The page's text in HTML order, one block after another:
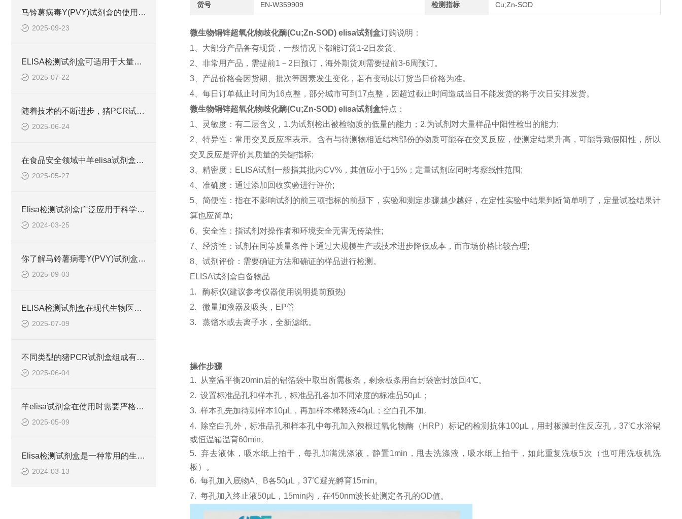
马铃薯病毒Y(PVY)试剂盒的使用方法非常简单，一看就会
2025-09-23
ELISA检测试剂盒可适用于大量样本的同时检测
2025-07-22
随着技术的不断进步，猪PCR试剂盒在不断的发展和*
2025-06-24
在食品安全领域中羊elisa试剂盒也有着一定的应用
2025-05-27
Elisa检测试剂盒广泛应用于科学研究和临床诊断中
2024-03-25
你了解马铃薯病毒Y(PVY)试剂盒吗？
2025-09-03
ELISA检测试剂盒在现代生物医学研究中的作用
2025-07-09
不同类型的猪PCR试剂盒组成有所差异
2025-06-04
羊elisa试剂盒在使用时需要严格遵守流程
2025-05-09
Elisa检测试剂盒是一种常用的生物化学分析技术
2024-03-13
货号 EN-W359909 检测指标 Cu;Zn-SOD
微生物铜锌超氧化物歧化酶(Cu;Zn-SOD) elisa试剂盒订购说明：
1、大部分产品备有现货，一般情况下都能订货1-2日发货。
2、非常用产品，需提前1－2日预订，海外期货则需要提前3-6周预订。
3、产品价格会因货期、批次等因素发生变化，若有变动以订货当日价格为准。
4、每日订单截止时间为16点整，部分城市可到17点整，因超过截止时间造成当日不能发货的将于次日安排发货。
微生物铜锌超氧化物歧化酶(Cu;Zn-SOD) elisa试剂盒特点：
1、灵敏度：有二层含义，1.为试剂检出被检物质的低量的能力；2.为试剂对大量样品中阳性检出的能力;
2、特异性：常用交叉反应率表示。含有与待测物相近结构部份的物质可能存在交叉反应，使测定结果升高，可能导致假阳性，所以
交叉反应是评价其质量的关键指标;
3、精密度：ELISA试剂一般指其批内CV%，其值应小于15%；定量试剂应同时考察线性范围;
4、准确度：通过添加回收实验进行评价;
5、简便性：指在不影响试剂的前三项指标的前题下，实验和测定步骤越少越好，在定性实验中结果判断简单明了，定量试验结果计
算也应简单;
6、安全性：指试剂对操作者和环境安全无害无传染性;
7、经济性：试剂在同等质量条件下通过大规模生产或技术进步降低成本，而市场价格比较合理;
8、试剂评价：需要确证方法和确证的样品进行检测。
ELISA试剂盒自备物品
1. 酶标仪(建议参考仪器使用说明提前预热)
2. 微量加液器及吸头，EP管
3. 蒸馏水或去离子水，全新滤纸。
操作步骤
1.
从室温平衡20min后的铝箔袋中取出所需板条，剩余板条用自封袋密封放回4℃。
2. 设置标准品孔和样本孔，标准品孔各加不同浓度的标准品50μL；
3. 样本孔先加待测样本10μL，再加样本稀释液40μL； 空白孔不加。
4.
除空白孔外，标准品孔和样本孔中每孔加入辣根过氧化物酶（ HRP）标记的检测抗体100μL，用封板膜封住反应孔，37℃水浴锅
或恒温箱温育60min。
5.
弃去液体，吸水纸上拍干，每孔加满洗涤液，静置1min，甩去洗涤液，吸水纸上拍干，如此重复洗板5次（也可用洗板机洗
板）。
6. 每孔加入底物A、B各50μL，37℃避光孵育15min。
7. 每孔加入终止液50μL，15min内，在450nm波长处测定各孔的OD值。